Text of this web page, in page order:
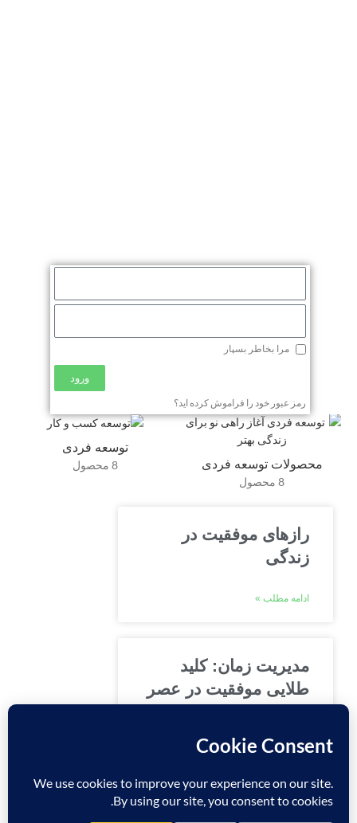
مرا بخاطر بسپار
ورود
رمز عبور خود را فراموش کرده اید؟
محصولات توسعه فردی
8 محصول
توسعه فردی
8 محصول
رازهای موفقیت در
زندگی
ادامه مطلب »
مدیریت زمان: کلید
طلایی موفقیت در عصر
ادامه مطلب »